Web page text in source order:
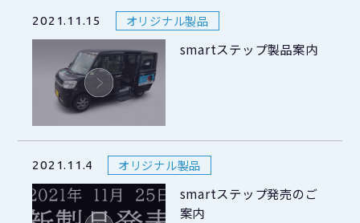
2021.11.15 オリジナル製品
smartステップ製品案内
2021.11.4 オリジナル製品
smartステップ発売のご
案内